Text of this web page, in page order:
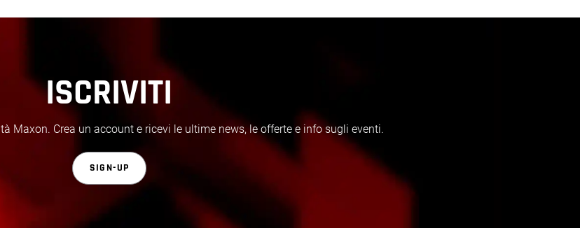
ISCRIVITI
Maxon. Crea un account e ricevi le ultime news, le offerte e info sugli eventi.
SIGN-UP